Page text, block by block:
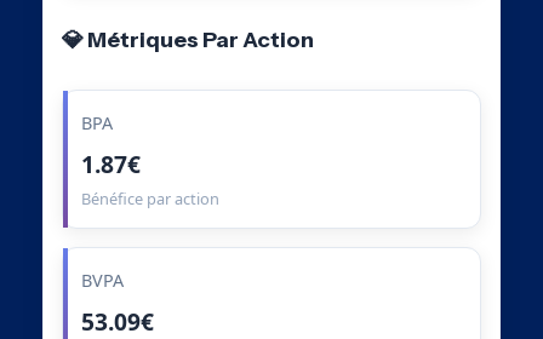
💎 Métriques Par Action
BPA
1.87€
Bénéfice par action
BVPA
53.09€